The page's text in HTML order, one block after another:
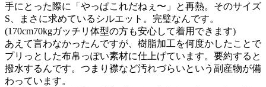
手にとった際に「やっぱこれだねぇ〜」と再熱。そのサイズ
S、まさに求めているシルエット。完璧なんです。
(170cm70kgガッチリ体型の方も安心して着用できます)
あえて言わなかったんですが、樹脂加工を何度かしたことで
プリっとした布帛っぽい素材に仕上げています。要約すると
撥水するんです。つまり襟など汚れづらいという副産物が備
わっています。